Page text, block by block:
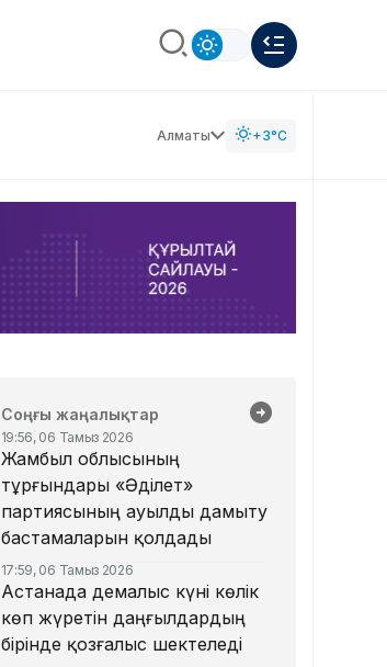
Алматы +3°C
Соңғы жаңалықтар
19:56, 06 Тамыз 2026
Жамбыл облысының
тұрғындары «Әділет»
партиясының ауылды дамыту
бастамаларын қолдады
17:59, 06 Тамыз 2026
Астанада демалыс күні көлік
көп жүретін даңғылдардың
бірінде қозғалыс шектеледі